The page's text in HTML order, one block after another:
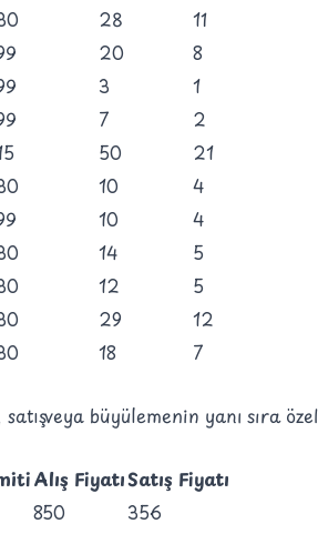
28
11
20
8
3
1
7
2
50
21
10
4
10
4
14
5
12
5
29
12
18
7
satış veya büyülemenin yanı sıra
Alış FiyatıSatış Fiyatı
850
356